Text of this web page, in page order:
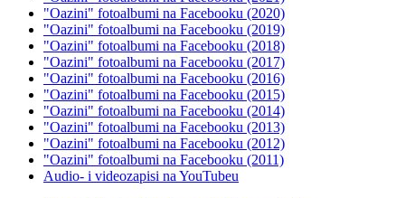
"Oazini" fotoalbumi na Facebooku (2020)
"Oazini" fotoalbumi na Facebooku (2019)
"Oazini" fotoalbumi na Facebooku (2018)
"Oazini" fotoalbumi na Facebooku (2017)
"Oazini" fotoalbumi na Facebooku (2016)
"Oazini" fotoalbumi na Facebooku (2015)
"Oazini" fotoalbumi na Facebooku (2014)
"Oazini" fotoalbumi na Facebooku (2013)
"Oazini" fotoalbumi na Facebooku (2012)
"Oazini" fotoalbumi na Facebooku (2011)
Audio- i videozapisi na YouTubeu